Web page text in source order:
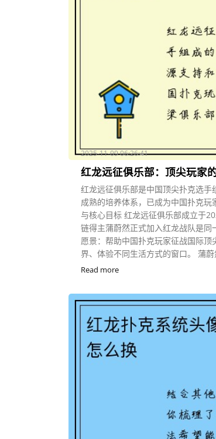
2025-11-09 06:26:41
红龙远征俱乐部：顶尖玩家
红龙远征俱乐部是中国顶尖扑克选
成熟的培养体系，已成为中国扑克
与核心目标 红龙远征俱乐部成立于
链得主蒲蔚然正式加入红龙战队是
愿景：帮助中国扑克玩家征战国际
界、体验不同生活方式的窗口。 蒲蔚
Read more